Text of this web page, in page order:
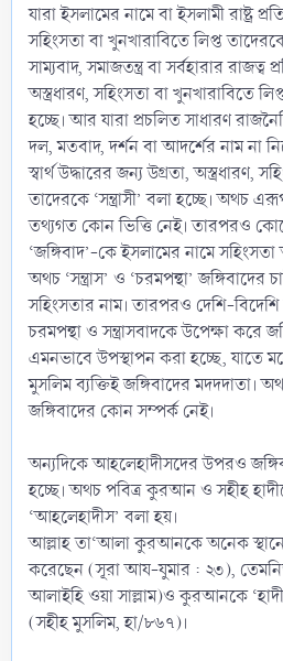
যারা ইসলামের নামে বা ইসলামী রাষ্ট্র
সহিংসতা বা খুনখারাবিতে লিপ্ত
সাম্যবাদ, সমাজতন্ত্র বা সর্বহারার রাজত্ব
অস্ত্রধারণ, সহিংসতা বা খুনখারাবিতে
হচ্ছে। আর যারা প্রচলিত সাধারণ
দল, মতবাদ, দর্শন বা আদর্শের নাম না
স্বার্থ উদ্ধারের জন্য উগ্রতা, অস্ত্রধারণ,
তাদেরকে ‘সন্ত্রাসী’ বলা হচ্ছে। অথচ
তথ্যগত কোন ভিত্তি নেই। তারপরও
‘জঙ্গিবাদ’-কে ইসলামের নামে সহিংসতা
অথচ ‘সন্ত্রাস’ ও ‘চরমপন্থা’
সহিংসতার নাম। তারপরও দেশি-বিদেশি
চরমপন্থা ও সন্ত্রাসবাদকে উপেক্ষা করে
এমনভাবে উপস্থাপন করা হচ্ছে, যাতে
মুসলিম ব্যক্তিই জঙ্গিবাদের মদদদাতা।
জঙ্গিবাদের কোন সম্পর্ক নেই।
অন্যদিকে আহলেহাদীসদের উপরও
হচ্ছে। অথচ পবিত্র কুরআন ও সহীহ
‘আহলেহাদীস’ বলা হয়।
আল্লাহ তা‘আলা কুরআনকে অনেক স্থানে
করেছেন (সূরা আয-যুমার : ২৩),
আলাইহি ওয়া সাল্লাম)ও কুরআনকে
(সহীহ মুসলিম, হা/৮৬৭)।